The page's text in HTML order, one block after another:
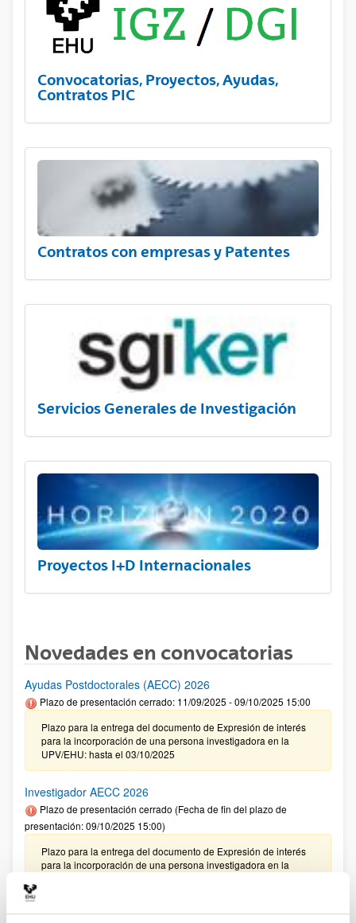
Convocatorias, Proyectos, Ayudas,
Contratos PIC
Contratos con empresas y Patentes
Servicios Generales de Investigación
Proyectos I+D Internacionales
Novedades en convocatorias
Ayudas Postdoctorales (AECC) 2026
Plazo de presentación cerrado: 11/09/2025 - 09/10/2025 15:00
Plazo para la entrega del documento de Expresión de interés
para la incorporación de una persona investigadora en la
UPV/EHU: hasta el 03/10/2025
Investigador AECC 2026
Plazo de presentación cerrado (Fecha de fin del plazo de
presentación: 09/10/2025 15:00)
Plazo para la entrega del documento de Expresión de interés
para la incorporación de una persona investigadora en la
CONVOCATORIA 2025- I EXTRAORDINARIA PARA LA